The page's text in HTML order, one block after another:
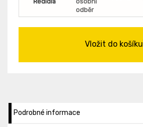
odběr
Vložit do košíku
Podrobné informace